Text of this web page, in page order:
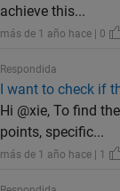
achieve this...
más de 1 año hace | 0
Respondida
I want to check if
Hi @xie, To find
points, specific...
más de 1 año hace | 1